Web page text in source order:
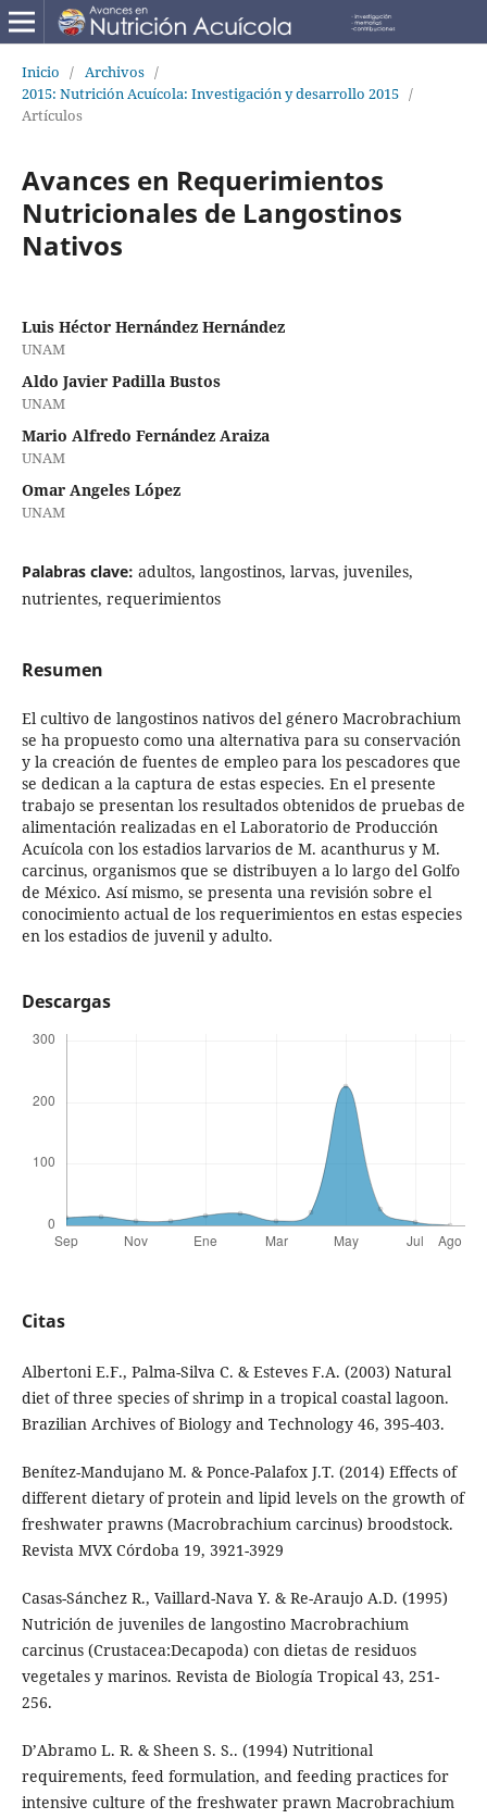
Inicio / Archivos /
2015: Nutrición Acuícola: Investigación y desarrollo 2015 /
Artículos
Avances en Requerimientos
Nutricionales de Langostinos
Nativos
Luis Héctor Hernández Hernández
UNAM
Aldo Javier Padilla Bustos
UNAM
Mario Alfredo Fernández Araiza
UNAM
Omar Angeles López
UNAM
Palabras clave: adultos, langostinos, larvas, juveniles,
nutrientes, requerimientos
Resumen
El cultivo de langostinos nativos del género Macrobrachium
se ha propuesto como una alternativa para su conservación
y la creación de fuentes de empleo para los pescadores que
se dedican a la captura de estas especies. En el presente
trabajo se presentan los resultados obtenidos de pruebas de
alimentación realizadas en el Laboratorio de Producción
Acuícola con los estadios larvarios de M. acanthurus y M.
carcinus, organismos que se distribuyen a lo largo del Golfo
de México. Así mismo, se presenta una revisión sobre el
conocimiento actual de los requerimientos en estas especies
en los estadios de juvenil y adulto.
Descargas
Citas
Albertoni E.F., Palma-Silva C. & Esteves F.A. (2003) Natural
diet of three species of shrimp in a tropical coastal lagoon.
Brazilian Archives of Biology and Technology 46, 395-403.
Benítez-Mandujano M. & Ponce-Palafox J.T. (2014) Effects of
different dietary of protein and lipid levels on the growth of
freshwater prawns (Macrobrachium carcinus) broodstock.
Revista MVX Córdoba 19, 3921-3929
Casas-Sánchez R., Vaillard-Nava Y. & Re-Araujo A.D. (1995)
Nutrición de juveniles de langostino Macrobrachium
carcinus (Crustacea:Decapoda) con dietas de residuos
vegetales y marinos. Revista de Biología Tropical 43, 251-
256.
D’Abramo L. R. & Sheen S. S.. (1994) Nutritional
requirements, feed formulation, and feeding practices for
intensive culture of the freshwater prawn Macrobrachium